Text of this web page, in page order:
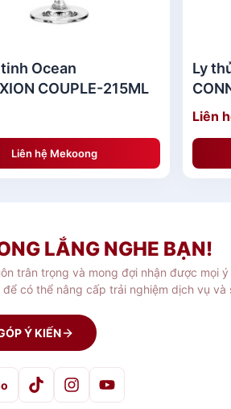
Ocean
COUPLE-215ML
Liên hệ Mekoong
Ly
- Ly
Liên
LẮNG NGHE BẠN!
trân trọng và mong đợi nhận được mọi
để có thể nâng cấp trải nghiệm dịch vụ và
Ý KIẾN